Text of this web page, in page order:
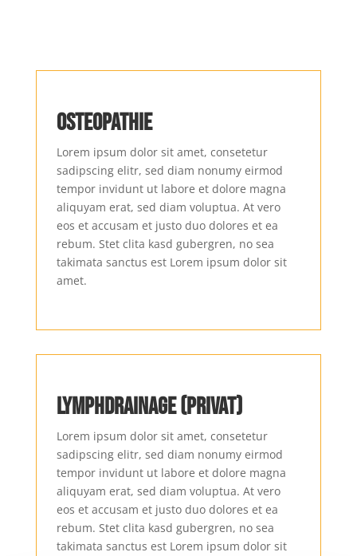
Osteopathie
Lorem ipsum dolor sit amet, consetetur
sadipscing elitr, sed diam nonumy eirmod
tempor invidunt ut labore et dolore magna
aliquyam erat, sed diam voluptua. At vero
eos et accusam et justo duo dolores et ea
rebum. Stet clita kasd gubergren, no sea
takimata sanctus est Lorem ipsum dolor sit
amet.
Lymphdrainage (privat)
Lorem ipsum dolor sit amet, consetetur
sadipscing elitr, sed diam nonumy eirmod
tempor invidunt ut labore et dolore magna
aliquyam erat, sed diam voluptua. At vero
eos et accusam et justo duo dolores et ea
rebum. Stet clita kasd gubergren, no sea
takimata sanctus est Lorem ipsum dolor sit